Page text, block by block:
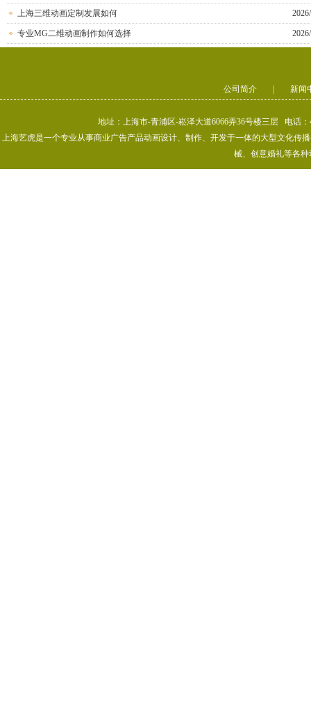
上海三维动画定制发展如何
专业MG二维动画制作如何选择
公司简介 新闻
地址：上海市-青浦区-崧泽大道6066弄36号楼三层 电话
上海艺虎是一个专业从事商业广告产品动画设计、制作、开发于一体的大型文化传
械、创意婚礼等各